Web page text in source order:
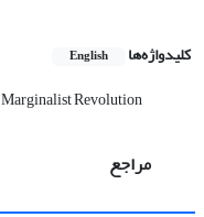
کلیدواژه‌ها English
Marginalist Revolution
مراجع